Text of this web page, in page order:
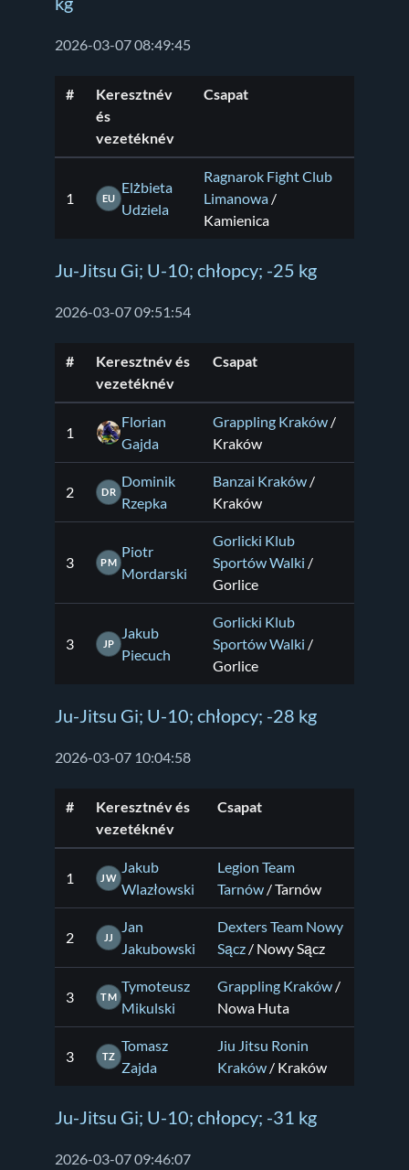
2026-03-07 08:49:45
#
Keresztnév
és
vezetéknév
Csapat
1 EU
Elżbieta
Udziela
Ragnarok Fight Club
Limanowa /
Kamienica
Ju-Jitsu Gi; U-10; chłopcy; -25 kg
2026-03-07 09:51:54
#
Keresztnév és
vezetéknév
Csapat
1
Florian
Gajda
Grappling Kraków /
Kraków
2 DR
Dominik
Rzepka
Banzai Kraków /
Kraków
3 PM
Piotr
Mordarski
Gorlicki Klub
Sportów Walki /
Gorlice
3 JP
Jakub
Piecuch
Gorlicki Klub
Sportów Walki /
Gorlice
Ju-Jitsu Gi; U-10; chłopcy; -28 kg
2026-03-07 10:04:58
#
Keresztnév és
vezetéknév
Csapat
1 JW
Jakub
Wlazłowski
Legion Team
Tarnów / Tarnów
2 JJ
Jan
Jakubowski
Dexters Team Nowy
Sącz / Nowy Sącz
3 TM
Tymoteusz
Mikulski
Grappling Kraków /
Nowa Huta
3 TZ
Tomasz
Zajda
Jiu Jitsu Ronin
Kraków / Kraków
Ju-Jitsu Gi; U-10; chłopcy; -31 kg
2026-03-07 09:46:07